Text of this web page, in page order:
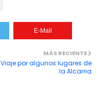
E-Mail
MÁS RECIENTE
Viaje por algunos lugares de
la Alcarria